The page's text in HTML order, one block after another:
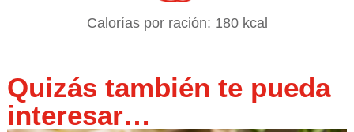
Calorías por ración: 180 kcal
Quizás también te pueda
interesar…